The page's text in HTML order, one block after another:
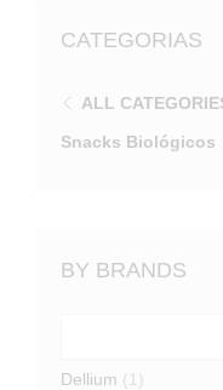
CATEGORIAS
ALL
Snacks Biológicos
BY BRANDS
Dellium (1)